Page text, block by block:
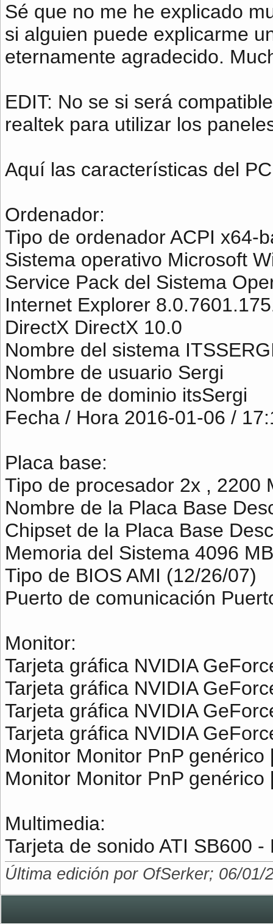
Sé que no me he explicado
si alguien puede explicarme
eternamente agradecido.
EDIT: No se si será
realtek para utilizar los
Aquí las características del
Ordenador:
Tipo de ordenador ACPI x64-
Sistema operativo Microsoft
Service Pack del Sistema
Internet Explorer
DirectX DirectX 10.0
Nombre del sistema
Nombre de usuario Sergi
Nombre de dominio itsSergi
Fecha / Hora 2016-01-06 /
Placa base:
Tipo de procesador 2x , 2200
Nombre de la Placa Base
Chipset de la Placa Base
Memoria del Sistema 4096 MB
Tipo de BIOS AMI (12/26/07)
Puerto de comunicación
Monitor:
Tarjeta gráfica NVIDIA
Tarjeta gráfica NVIDIA
Tarjeta gráfica NVIDIA
Tarjeta gráfica NVIDIA
Monitor Monitor PnP
Monitor Monitor PnP
Multimedia:
Tarjeta de sonido ATI SB600
Última edición por OfSerker; 06/